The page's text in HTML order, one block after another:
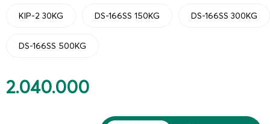
KIP-2 30KG DS-166SS 150KG DS-166SS 300KG
DS-166SS 500KG
2.040.000